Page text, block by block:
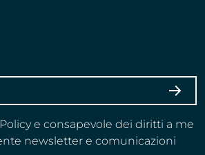
e consapevole dei diritti a me
newsletter e comunicazioni